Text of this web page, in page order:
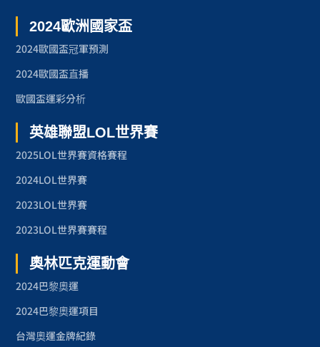
2024歐洲國家盃
2024歐國盃冠軍預測
2024歐國盃直播
歐國盃運彩分析
英雄聯盟LOL世界賽
2025LOL世界賽資格賽程
2024LOL世界賽
2023LOL世界賽
2023LOL世界賽賽程
奧林匹克運動會
2024巴黎奧運
2024巴黎奧運項目
台灣奧運金牌紀錄